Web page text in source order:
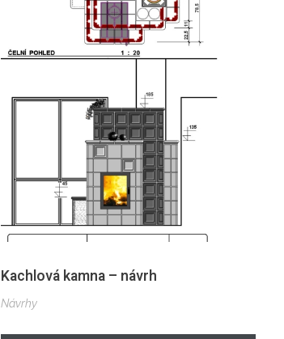
Kachlová kamna – návrh
Návrhy